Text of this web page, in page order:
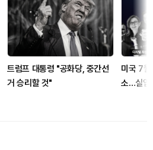
트럼프 대통령 "공화당, 중간선
거 승리할 것"
미국 7
소…실업